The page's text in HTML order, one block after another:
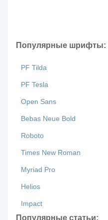
Популярные шрифты:
PF Tilda
PF Tesla
Open Sans
Bebas Neue Bold
Roboto
Times New Roman
Myriad Pro
Helios
Impact
Популярные статьи: